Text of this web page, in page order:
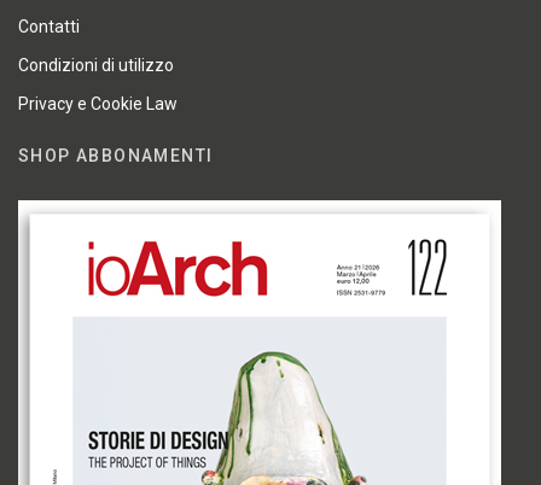
Contatti
Condizioni di utilizzo
Privacy e Cookie Law
SHOP ABBONAMENTI